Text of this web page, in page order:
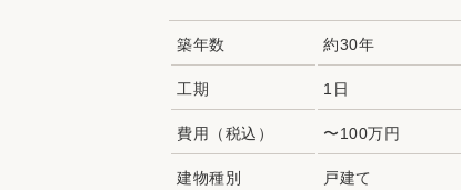
中古物件探しから性能向上リフォー
ストップ
築年数 約30年
工期 1日
費用（税込） 〜100万円
建物種別 戸建て